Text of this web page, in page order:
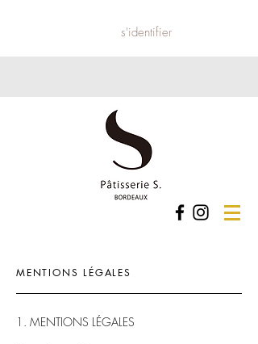
s'identifier
MENTIONS LÉGALES
1. MENTIONS LÉGALES